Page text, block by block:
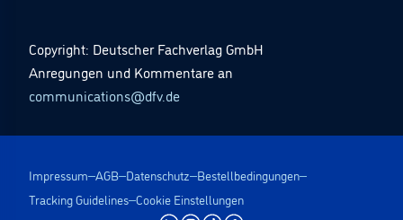
Copyright: Deutscher Fachverlag GmbH
Anregungen und Kommentare an
communications@dfv.de
Impressum AGB Datenschutz Bestellbedingungen
Tracking Guidelines Cookie Einstellungen